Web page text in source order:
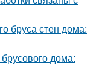
бруса стен дома:
дома: